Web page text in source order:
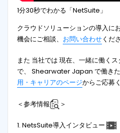
1分30秒でわかる「NetSuite」
クラウドソリューションの導入に
機会にご相談、 お問い合わせくだ
また 当社では 現在、一緒に働く
で、 Shearwater Japan で働きた
用・キャリアのページからご応募
＜参考情報 ＞
1. NetsSuite導入インタビュー